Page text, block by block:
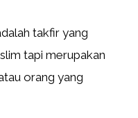
takfir yang
tapi merupakan
orang yang